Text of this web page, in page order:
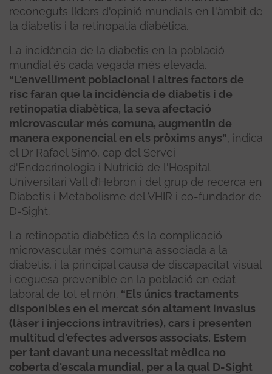
reconeguts líders d'opinió mundials en l'àmbit de
la diabetis i la retinopatia diabètica.
La incidència de la diabetis en la població
mundial és cada vegada més elevada.
“L'envelliment poblacional i altres factors de
risc faran que la incidència de diabetis i de
retinopatia diabètica, la seva afectació
microvascular més comuna, augmentin de
manera exponencial en els pròxims anys”, indica
el Dr Rafael Simó, cap del Servei
d'Endocrinologia i Nutrició de l'Hospital
Universitari Vall d’Hebron i del grup de recerca en
Diabetis i Metabolisme del VHIR i co-fundador de
D-Sight.
La retinopatia diabètica és la complicació
microvascular més comuna associada a la
diabetis, i la principal causa de discapacitat visual
i ceguesa prevenible en la població en edat
laboral de tot el món. “Els únics tractaments
disponibles en el mercat són altament invasius
(làser i injeccions intravítries), cars i presenten
multitud d'efectes adversos associats. Estem
per tant davant una necessitat mèdica no
coberta d'escala mundial, per a la qual D-Sight